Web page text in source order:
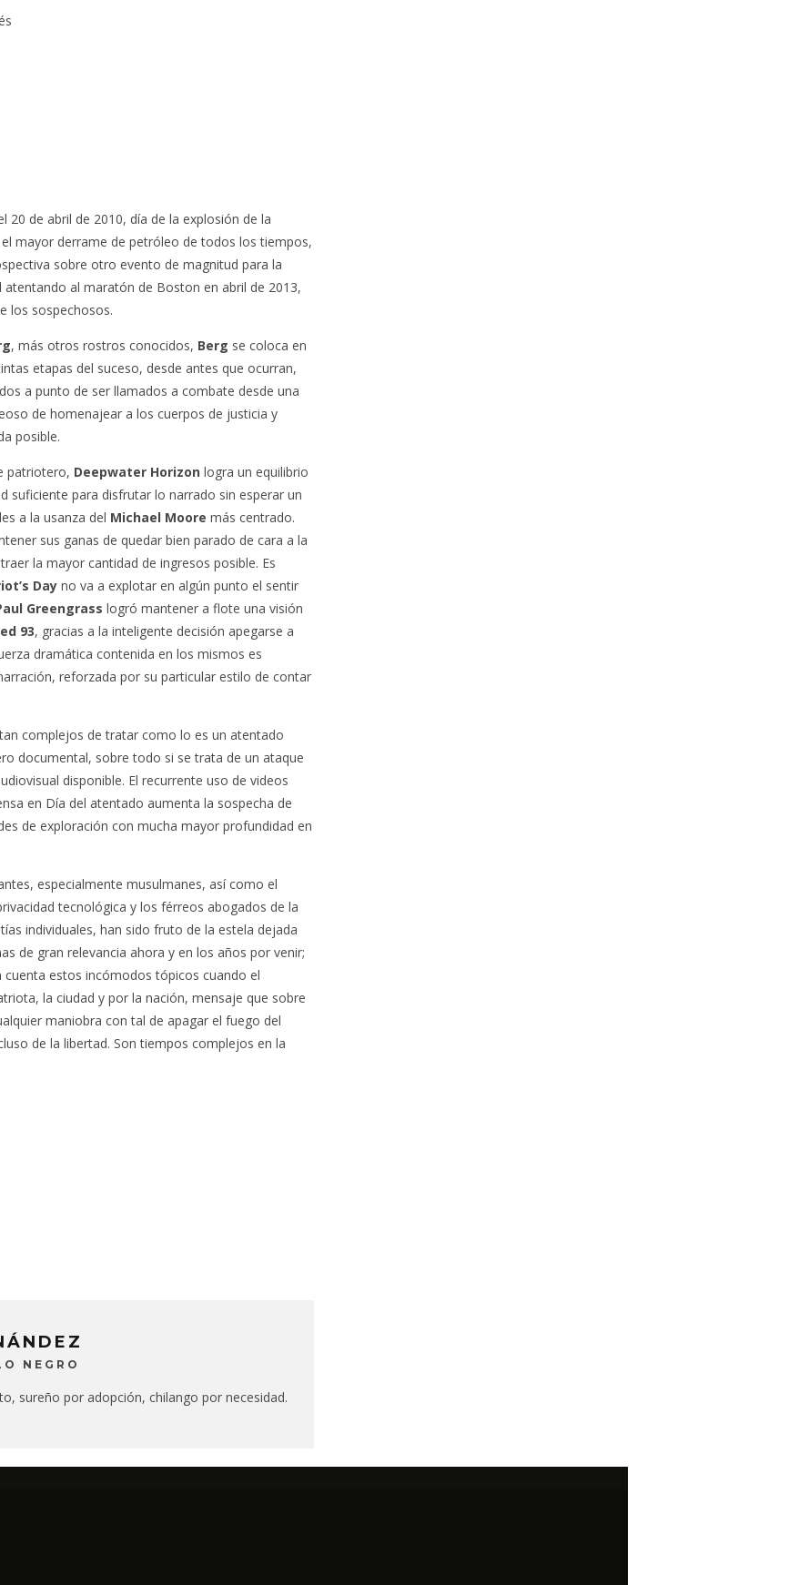
20 de abril de 2010, día de la explosión de la
mayor derrame de petróleo de todos los tiempos,
sobre otro evento de magnitud para la
al maratón de Boston en abril de 2013,
los sospechosos.
, más otros rostros conocidos, Berg se coloca en
etapas del suceso, desde antes que ocurran,
a punto de ser llamados a combate desde una
de homenajear a los cuerpos de justicia y
posible.
patriotero, Deepwater Horizon logra un equilibrio
suficiente para disfrutar lo narrado sin esperar un
a la usanza del Michael Moore más centrado.
sus ganas de quedar bien parado de cara a la
la mayor cantidad de ingresos posible. Es
Day no va a explotar en algún punto el sentir
Greengrass logró mantener a flote una visión
93, gracias a la inteligente decisión apegarse a
dramática contenida en los mismos es
reforzada por su particular estilo de contar
complejos de tratar como lo es un atentado
documental, sobre todo si se trata de un ataque
disponible. El recurrente uso de videos
en Día del atentado aumenta la sospecha de
de exploración con mucha mayor profundidad en
especialmente musulmanes, así como el
tecnológica y los férreos abogados de la
individuales, han sido fruto de la estela dejada
de gran relevancia ahora y en los años por venir;
estos incómodos tópicos cuando el
la ciudad y por la nación, mensaje que sobre
maniobra con tal de apagar el fuego del
de la libertad. Son tiempos complejos en la
NEGRO
sureño por adopción, chilango por necesidad.